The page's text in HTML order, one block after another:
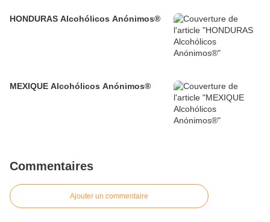
HONDURAS Alcohólicos Anónimos®
MEXIQUE Alcohólicos Anónimos®
Commentaires
Ajouter un commentaire